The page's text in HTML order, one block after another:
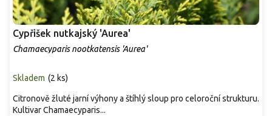
Cypřišek nutkajský 'Aurea'
Chamaecyparis nootkatensis 'Aurea'
Skladem (2 ks)
Citronově žluté jarní výhony a štíhlý sloup pro celoroční strukturu.
Kultivar Chamaecyparis...